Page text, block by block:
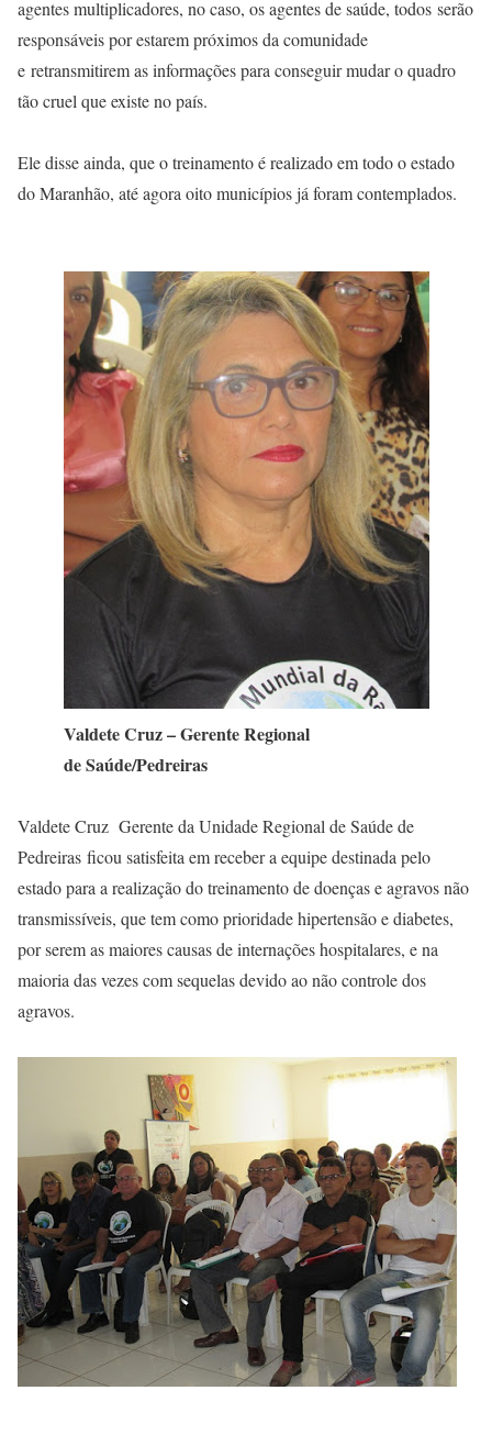
agentes multiplicadores, no caso, os agentes de saúde, todos serão
responsáveis por estarem próximos da comunidade
e retransmitirem as informações para conseguir mudar o quadro
tão cruel que existe no país.
Ele disse ainda, que o treinamento é realizado em todo o estado
do Maranhão, até agora oito municípios já foram contemplados.
Valdete Cruz – Gerente Regional
de Saúde/Pedreiras
Valdete Cruz Gerente da Unidade Regional de Saúde de
Pedreiras ficou satisfeita em receber a equipe destinada pelo
estado para a realização do treinamento de doenças e agravos não
transmissíveis, que tem como prioridade hipertensão e diabetes,
por serem as maiores causas de internações hospitalares, e na
maioria das vezes com sequelas devido ao não controle dos
agravos.